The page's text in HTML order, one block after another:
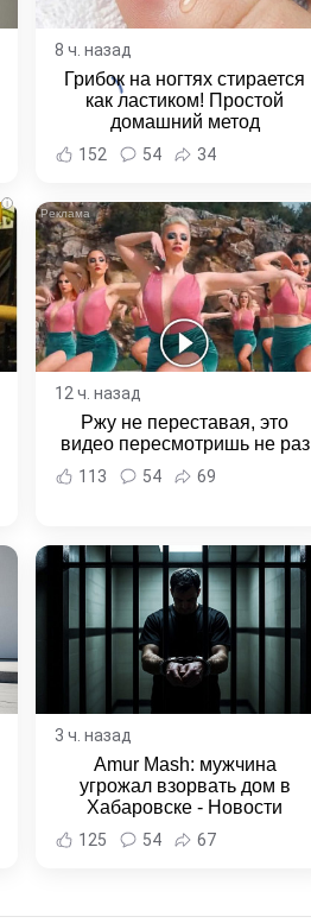
8 ч. назад
Грибок на ногтях стирается
как ластиком! Простой
домашний метод
152 54 34
i
12 ч. назад
Ржу не переставая, это
видео пересмотришь не раз
113 54 69
3 ч. назад
Amur Mash: мужчина
угрожал взорвать дом в
Хабаровске - Новости
Хабаровска и Хабаровского
края
125 54 67